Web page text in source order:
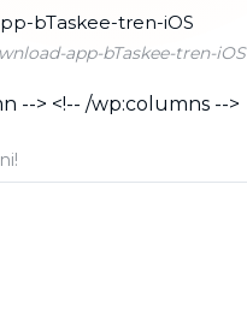
app-bTaskee-tren-iOS
--> <!-- /wp:columns -->